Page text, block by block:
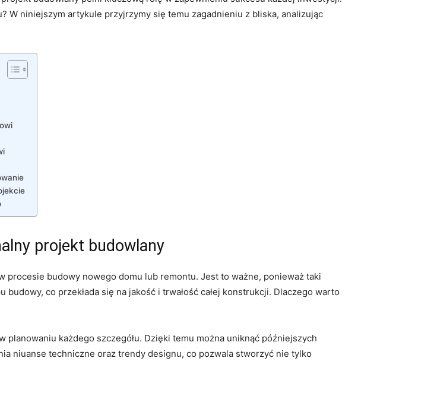
W niniejszym artykule przyjrzymy się temu zagadnieniu z bliska, analizując
projekt budowlany
budowy nowego domu lub remontu. ⁤Jest to ważne,⁣ ponieważ taki
co ​przekłada się na jakość i trwałość ‌całej konstrukcji. Dlaczego warto
każdego szczegółu. Dzięki temu można ⁤uniknąć późniejszych
niuanse techniczne‌ oraz​ trendy designu, co ⁤pozwala stworzyć nie ‍tylko